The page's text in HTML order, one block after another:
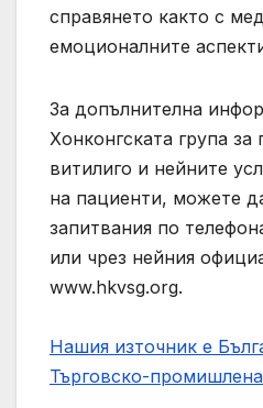
справянето както с
емоционалните
За допълнителна
Хонконгската група
витилиго и нейните
на пациенти, можете
запитвания по
или чрез нейния
www.hkvsg.org.
Нашия източник е
Търговско-